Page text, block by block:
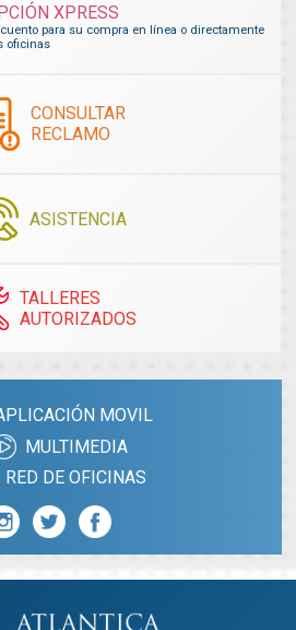
XPRESS
para su compra en línea o directamente
oficinas
CONSULTAR
RECLAMO
ASISTENCIA
TALLERES
AUTORIZADOS
MOVIL
MULTIMEDIA
RED DE OFICINAS